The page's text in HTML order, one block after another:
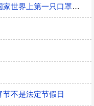
世界上第一个使用口罩的国家是哪个国家世界上第一只口罩是谁发明的
不是法定节假日